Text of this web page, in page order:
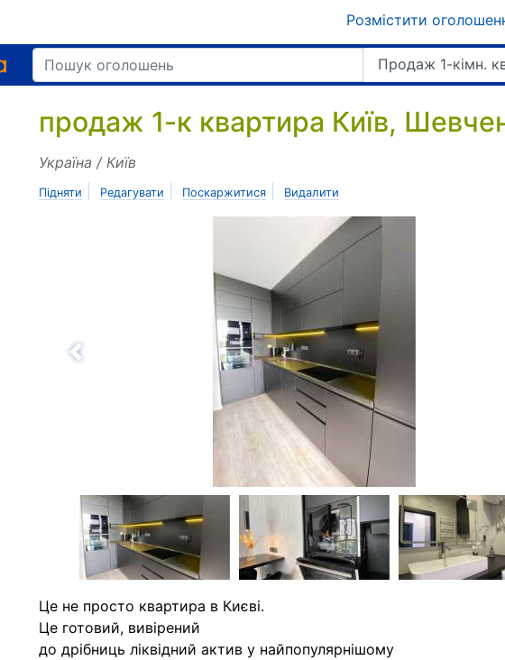
Розмістити
Продаж 1-кімн.
продаж 1-к квартира Київ,
Україна / Київ
Підняти Редагувати Поскаржитися Видалити
Назад
Це не просто квартира в Києві.
Це готовий, вивірений
до дрібниць ліквідний актив у найпопулярнішому